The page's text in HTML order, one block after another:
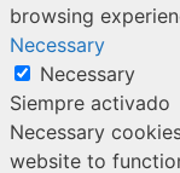
browsing
Necessary
Necessary
Siempre activado
Necessary
website to